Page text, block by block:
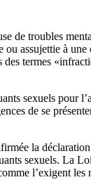
de troubles
assujettie à
termes
sexuels pour
de se
la
sexuels. La
l’exigent les